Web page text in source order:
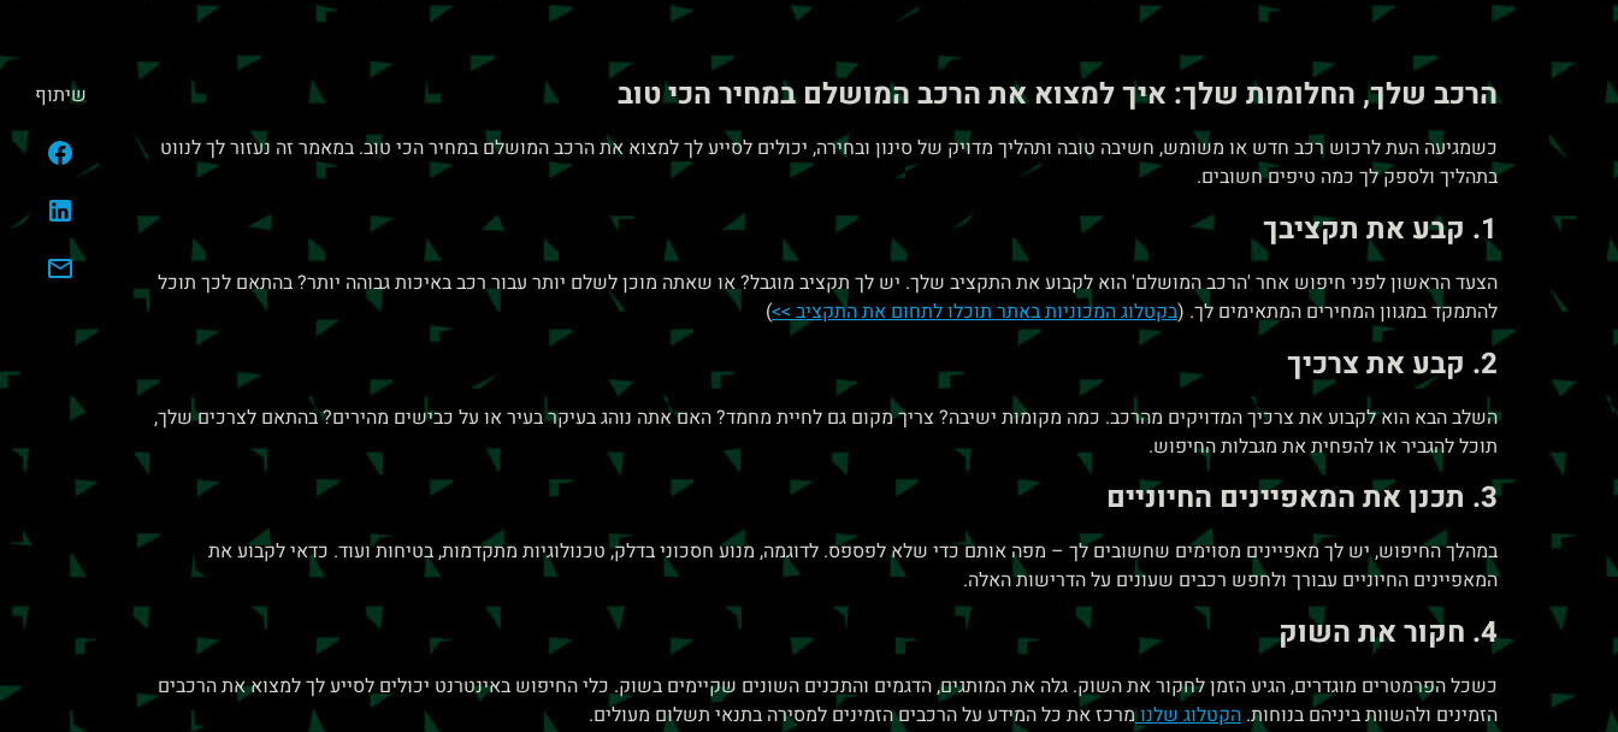
לִנְגִישׁוּת
הָאֲתָר.
לְחַץ
Control-
F11
לְהַתְאָמַת
הָאֲתָר
לְעִוְורִים
הַמִּשְׁתַּמְּשִׁים
בְּתוֹכְנַת
קוֹרֵא־מָסָךְ;
Control-
F10
לִפְתִיחַת
תַּפְרִיט
נְגִישׁוּת.
שיתוף הרכב שלך, החלומות שלך: איך למצוא את הרכב המושלם במחיר הכי טוב
כשמגיעה העת לרכוש רכב חדש או משומש, חשיבה טובה ותהליך מדויק של סינון ובחירה, יכולים לסייע לך למצוא את הרכב המושלם במחיר הכי טוב. במאמר זה נעזור לך לנווט
בתהליך ולספק לך כמה טיפים חשובים.
1. קבע את תקציבך
הצעד הראשון לפני חיפוש אחר 'הרכב המושלם' הוא לקבוע את התקציב שלך. יש לך תקציב מוגבל? או שאתה מוכן לשלם יותר עבור רכב באיכות גבוהה יותר? בהתאם לכך תוכל
להתמקד במגוון המחירים המתאימים לך. (בקטלוג המכוניות באתר תוכלו לתחום את התקציב >>)
2. קבע את צרכיך
השלב הבא הוא לקבוע את צרכיך המדויקים מהרכב. כמה מקומות ישיבה? צריך מקום גם לחיית מחמד? האם אתה נוהג בעיקר בעיר או על כבישים מהירים? בהתאם לצרכים שלך,
תוכל להגביר או להפחית את מגבלות החיפוש.
3. תכנן את המאפיינים החיוניים
במהלך החיפוש, יש לך מאפיינים מסוימים שחשובים לך – מפה אותם כדי שלא לפספס. לדוגמה, מנוע חסכוני בדלק, טכנולוגיות מתקדמות, בטיחות ועוד. כדאי לקבוע את
המאפיינים החיוניים עבורך ולחפש רכבים שעונים על הדרישות האלה.
4. חקור את השוק
כשכל הפרמטרים מוגדרים, הגיע הזמן לחקור את השוק. גלה את המותגים, הדגמים והתכנים השונים שקיימים בשוק. כלי החיפוש באינטרנט יכולים לסייע לך למצוא את הרכבים
הזמינים ולהשוות ביניהם בנוחות. הקטלוג שלנומרכז את כל המידע על הרכבים הזמינים למסירה בתנאי תשלום מעולים.